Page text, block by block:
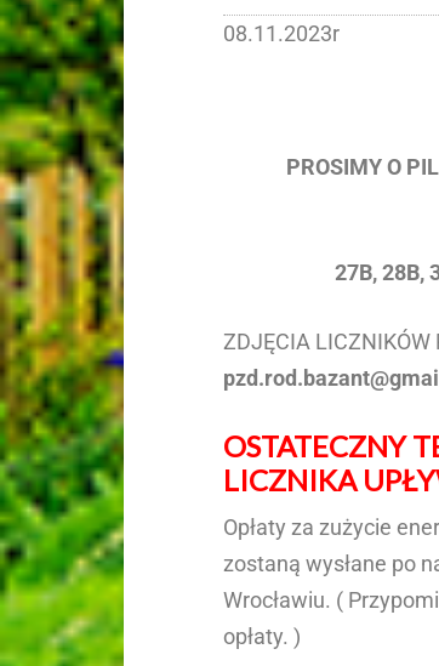
08.11.2023r
PROSIMY O
27B, 28B,
ZDJĘCIA LICZNIKÓW
OSTATECZNY
LICZNIKA
Opłaty za zużycie
zostaną wysłane po
Wrocławiu. (
opłaty. )